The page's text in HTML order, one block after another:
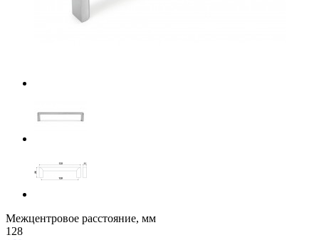
Межцентровое расстояние, мм
128